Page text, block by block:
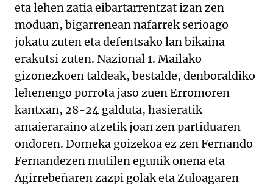
eta lehen zatia eibartarrentzat izan zen
moduan, bigarrenean nafarrek serioago
jokatu zuten eta defentsako lan bikaina
erakutsi zuten. Nazional 1. Mailako
gizonezkoen taldeak, bestalde, denboraldiko
lehenengo porrota jaso zuen Erromoren
kantxan, 28-24 galduta, hasieratik
amaieraraino atzetik joan zen partiduaren
ondoren. Domeka goizekoa ez zen Fernando
Fernandezen mutilen egunik onena eta
Agirrebeñaren zazpi golak eta Zuloagaren